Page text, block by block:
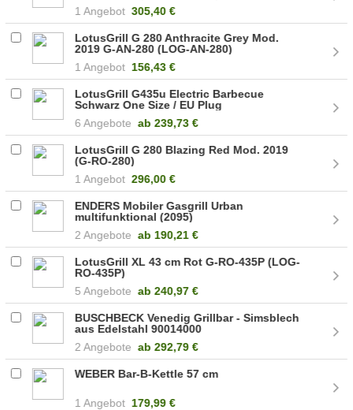
1 Angebot 305,40 €
LotusGrill G 280 Anthracite Grey Mod.
2019 G-AN-280 (LOG-AN-280)
1 Angebot 156,43 €
LotusGrill G435u Electric Barbecue
Schwarz One Size / EU Plug
6 Angebote ab 239,73 €
LotusGrill G 280 Blazing Red Mod. 2019
(G-RO-280)
1 Angebot 296,00 €
ENDERS Mobiler Gasgrill Urban
multifunktional (2095)
2 Angebote ab 190,21 €
LotusGrill XL 43 cm Rot G-RO-435P (LOG-
RO-435P)
5 Angebote ab 240,97 €
BUSCHBECK Venedig Grillbar - Simsblech
aus Edelstahl 90014000
2 Angebote ab 292,79 €
WEBER Bar-B-Kettle 57 cm
1 Angebot 179,99 €